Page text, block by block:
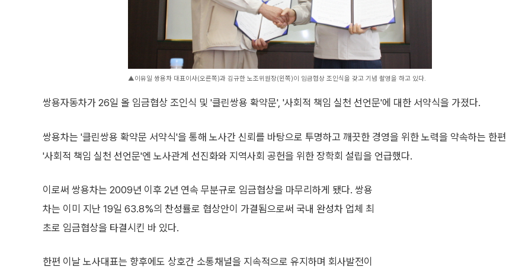
▲이유일 쌍용차 대표이사(오른쪽)과 김규한 노조위원장(왼쪽)이 임금협상 조인식을 갖고 기념 촬영을 하고 있다.
쌍용자동차가 26일 올 임금협상 조인식 및 '클린쌍용 확약문', '사회적 책임 실천 선언문'에 대한 서약식을 가졌다.
쌍용차는 '클린쌍용 확약문 서약식'을 통해 노사간 신뢰를 바탕으로 투명하고 깨끗한 경영을 위한 노력을 약속하는 한편
'사회적 책임 실천 선언문'엔 노사관계 선진화와 지역사회 공헌을 위한 장학회 설립을 언급했다.
이로써 쌍용차는 2009년 이후 2년 연속 무분규로 임금협상을 마무리하게 됐다. 쌍용
차는 이미 지난 19일 63.8%의 찬성률로 협상안이 가결됨으로써 국내 완성차 업체 최
초로 임금협상을 타결시킨 바 있다.
한편 이날 노사대표는 향후에도 상호간 소통채널을 지속적으로 유지하며 회사발전이